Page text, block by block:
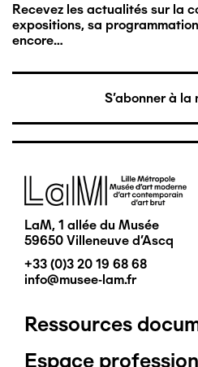
Recevez les actualités sur la
expositions, sa
encore…
S'abonner à la
Image
LaM, 1 allée du Musée
59650 Villeneuve d'Ascq
+33 (0)3 20 19 68 68
info@musee-lam.fr
Pied
Ressources
Espace